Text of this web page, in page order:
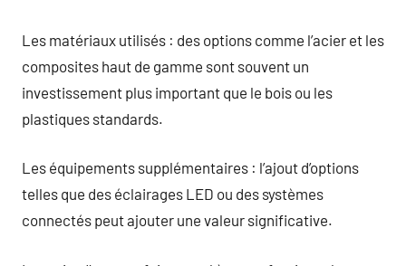
Les matériaux utilisés : des options comme l’acier et les
composites haut de gamme sont souvent un
investissement plus important que le bois ou les
plastiques standards.
Les équipements supplémentaires : l’ajout d’options
telles que des éclairages LED ou des systèmes
connectés peut ajouter une valeur significative.